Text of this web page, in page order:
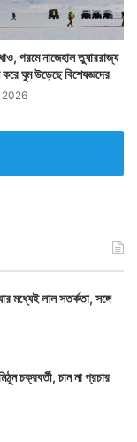
যাওয়া নক্ষত্র।
চেয়ে ৪০০ গুণ
গরমে নাজেহাল তুষাররাজ্য
ঘুম উড়েছে বিশেষজ্ঞদের
2026
মধ্যেই লাল সতর্কতা, সঙ্গে
চক্রবর্তী, চান না প্রচার